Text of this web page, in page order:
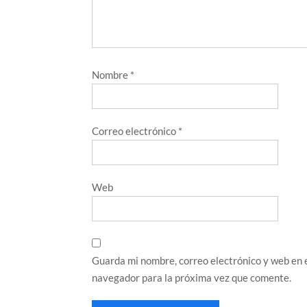
Nombre *
Correo electrónico *
Web
Guarda mi nombre, correo electrónico y web en
navegador para la próxima vez que comente.